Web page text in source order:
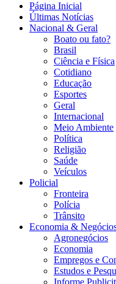
Página Inicial
Últimas Notícias
Nacional & Geral
Boato ou fato?
Brasil
Ciência e Física
Cotidiano
Educação
Esportes
Geral
Internacional
Meio Ambiente
Política
Religião
Saúde
Veículos
Policial
Fronteira
Polícia
Trânsito
Economia &
Agronegócios
Economia
Empregos e
Estudos e